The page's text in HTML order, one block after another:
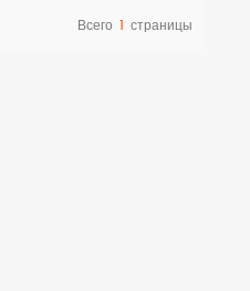
Всего 1 страницы